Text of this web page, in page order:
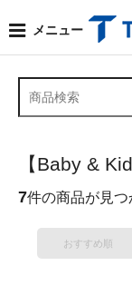
メニュー
【Baby &
7件の商品が見つ
おすすめ順